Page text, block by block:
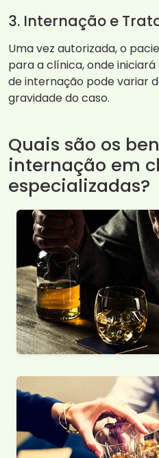
3. Internação e
Uma vez autorizada, o
para a clínica, onde
de internação pode variar
gravidade do caso.
Quais são os
internação em
especializadas?